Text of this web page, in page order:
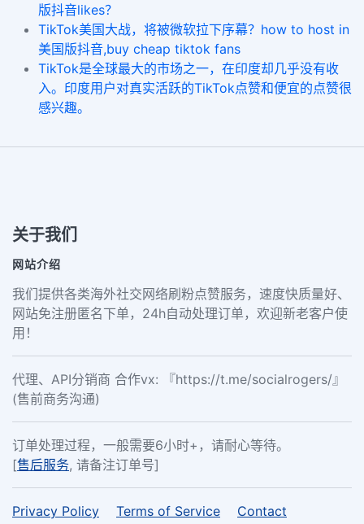
版抖音likes？
TikTok美国大战，将被微软拉下序幕？how to host in
美国版抖音,buy cheap tiktok fans
TikTok是全球最大的市场之一，在印度却几乎没有收
入。印度用户对真实活跃的TikTok点赞和便宜的点赞很
感兴趣。
关于我们
网站介绍
我们提供各类海外社交网络刷粉点赞服务，速度快质量好、
网站免注册匿名下单，24h自动处理订单，欢迎新老客户使
用！
代理、API分销商 合作vx: 『https://t.me/socialrogers/』
(售前商务沟通)
订单处理过程，一般需要6小时+，请耐心等待。
[售后服务, 请备注订单号]
Privacy Policy Terms of Service Contact